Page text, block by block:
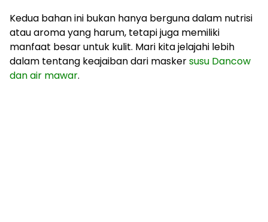
Kedua bahan ini bukan hanya berguna dalam nutrisi
atau aroma yang harum, tetapi juga memiliki
manfaat besar untuk kulit. Mari kita jelajahi lebih
dalam tentang keajaiban dari maskersusu Dancow
dan air mawar.